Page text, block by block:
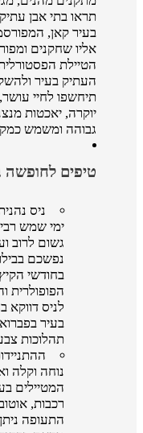
תראו בתי אבן
בעיר קאן,
אליו שחקנים
הטיילת
העתיק בעיר
תיחשפו לחיי
יוקרה, יאכטות
גבוהה ומשמש
טיפים לחופשה
ניס
ימי שמש
גשום לרוב
נפשכם
בחודשי
הפופולרית
לניס דווקא
בעיר
תהלוכות
נוחה וקלה
המטיילים
רכבות,
התעופה